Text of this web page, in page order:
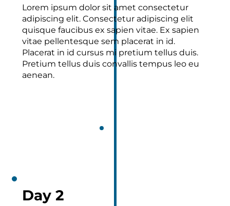
Day 2
Lorem ipsum dolor sit amet consectetur
adipiscing elit. Consectetur adipiscing elit
quisque faucibus ex sapien vitae. Ex sapien
vitae pellentesque sem placerat in id.
Placerat in id cursus mi pretium tellus duis.
Pretium tellus duis convallis tempus leo eu
aenean.